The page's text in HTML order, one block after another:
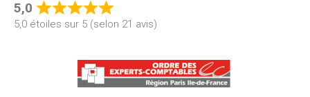
5,0
Rated
of
5
5,0 étoiles sur 5 (selon 21 avis)